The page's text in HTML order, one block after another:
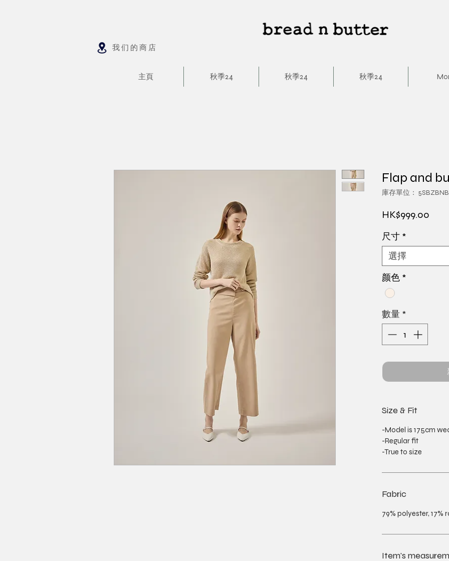
我们的商店
主頁 秋季24 秋季24 秋季24
Flap and
庫存單位：
HK$999.00
尺寸 *
選擇
颜色 *
數量 *
Size & Fit
-Model is 175cm
-Regular fit
-True to size
Fabric
79% polyester, 17%
Item's